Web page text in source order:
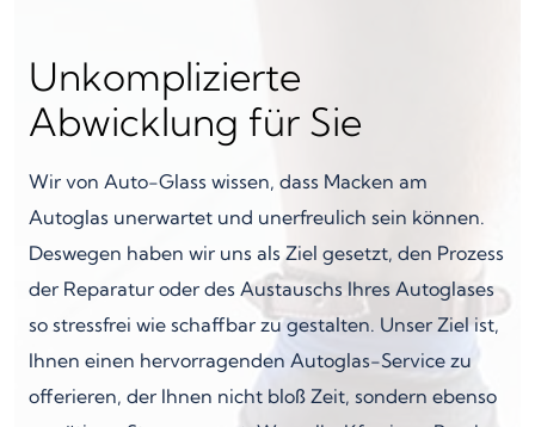
Unkomplizierte
Abwicklung für Sie
Wir von Auto-Glass wissen, dass Macken am
Autoglas unerwartet und unerfreulich sein können.
Deswegen haben wir uns als Ziel gesetzt, den Prozess
der Reparatur oder des Austauschs Ihres Autoglases
so stressfrei wie schaffbar zu gestalten. Unser Ziel ist,
Ihnen einen hervorragenden Autoglas-Service zu
offerieren, der Ihnen nicht bloß Zeit, sondern ebenso